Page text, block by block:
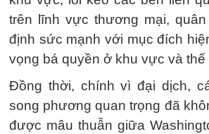
trên lĩnh vực thương mại,
định sức mạnh với mục đích
vọng bá quyền ở khu vực và thế
Đồng thời, chính vì đại dịch,
song phương quan trọng đã
được mâu thuẫn giữa